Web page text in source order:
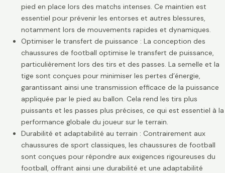
pied en place lors des matchs intenses. Ce maintien est
essentiel pour prévenir les entorses et autres blessures,
notamment lors de mouvements rapides et dynamiques.
Optimiser le transfert de puissance : La conception des
chaussures de football optimise le transfert de puissance,
particulièrement lors des tirs et des passes. La semelle et la
tige sont conçues pour minimiser les pertes d’énergie,
garantissant ainsi une transmission efficace de la puissance
appliquée par le pied au ballon. Cela rend les tirs plus
puissants et les passes plus précises, ce qui est essentiel à la
performance globale du joueur sur le terrain.
Durabilité et adaptabilité au terrain : Contrairement aux
chaussures de sport classiques, les chaussures de football
sont conçues pour répondre aux exigences rigoureuses du
football, offrant ainsi une durabilité et une adaptabilité